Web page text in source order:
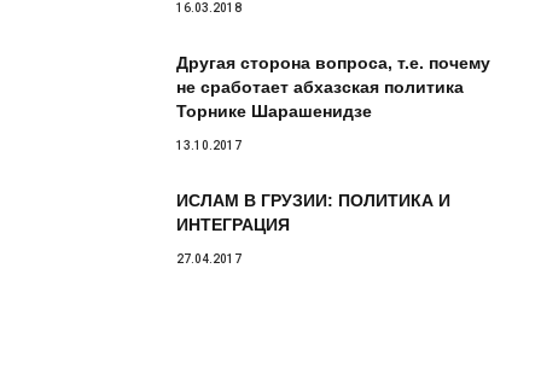
16.03.2018
Другая сторона вопроса, т.е. почему
не сработает абхазская политика
Торнике Шарашенидзе
13.10.2017
ИСЛАМ В ГРУЗИИ: ПОЛИТИКА И
ИНТЕГРАЦИЯ
27.04.2017